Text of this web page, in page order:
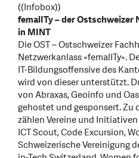
((Infobox))
femalITy – der Ostschweizer
in MINT
Die OST – Ostschweizer
Netzwerkanlass «femalITy».
IT-Bildungsoffensive des
wird von dieser unterstützt.
von Abraxas, Geoinfo und
gehostet und gesponsert. Zu
zählen Vereine und
ICT Scout, Code Excursion,
Schweizerische Vereinigung